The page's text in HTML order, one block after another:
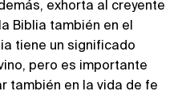
exhorta al creyente
Biblia también en el
tiene un significado
pero es importante
también en la vida de fe